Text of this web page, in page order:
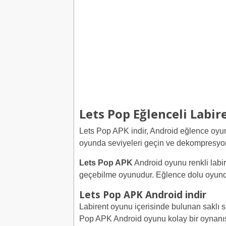
Lets Pop Eğlenceli
Lets Pop APK indir, Android eğlence
oyunda seviyeleri geçin ve
Lets Pop APK Android oyunu renkli
geçebilme oyunudur. Eğlence dolu
Lets Pop APK Android indir
Labirent oyunu içerisinde bulunan saklı
Pop APK Android oyunu kolay bir